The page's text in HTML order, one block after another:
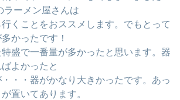
ラーメン屋さんは
くことをおススメします。でもとって
かったです！
盛で一番量が多かったと思います。器
よかったと
・・器がかなり大きかったです。あっ
置いてあります。